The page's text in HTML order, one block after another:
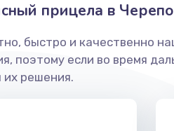
прицела в
быстро и качественно
поэтому если во время
их решения.